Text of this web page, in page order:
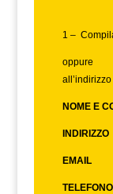
1 –
all’indirizzo
NOME E
INDIRIZZO
EMAIL
TELEFONO